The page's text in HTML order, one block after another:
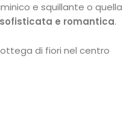
e squillante o quella
sofisticata e romantica.
di fiori nel centro